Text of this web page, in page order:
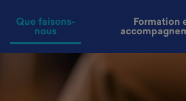
Que faisons-
nous
Formation